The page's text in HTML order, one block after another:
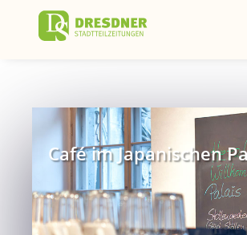
Café im Japanischen